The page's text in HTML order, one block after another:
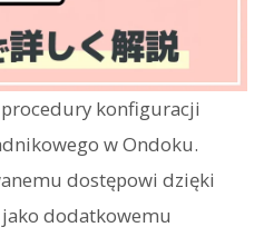
procedury konfiguracji
w Ondoku.
dostępowi dzięki
dodatkowemu